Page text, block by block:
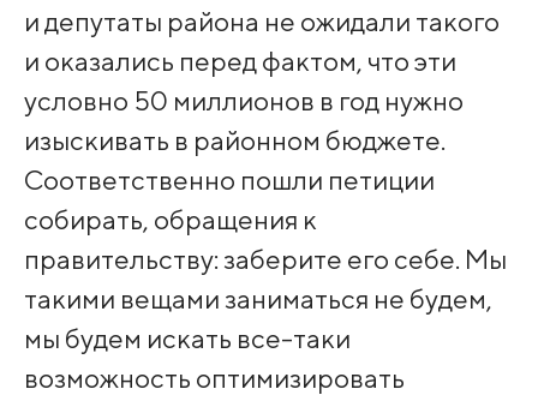
и депутаты района не ожидали такого
и оказались перед фактом, что эти
условно 50 миллионов в год нужно
изыскивать в районном бюджете.
Соответственно пошли петиции
собирать, обращения к
правительству: заберите его себе. Мы
такими вещами заниматься не будем,
мы будем искать все-таки
возможность оптимизировать